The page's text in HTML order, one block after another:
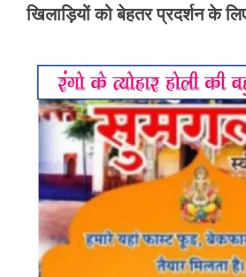
खिलाड़ियों को बेहतर प्रदर्शन के